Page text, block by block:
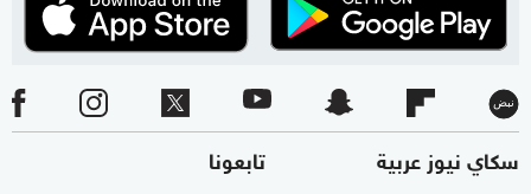
سكاي نيوز عربية تابعونا